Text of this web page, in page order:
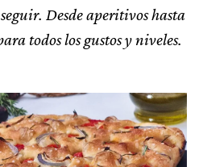
Desde aperitivos hasta
todos los gustos y niveles.